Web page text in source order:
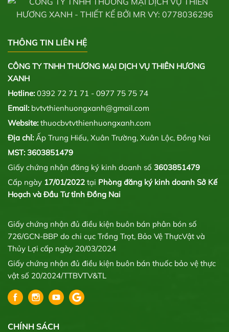
THÔNG TIN LIÊN HỆ
CÔNG TY TNHH THƯƠNG MẠI DỊCH VỤ THIÊN HƯƠNG
XANH
Hotline: 0392 72 71 71 - 0977 75 75 74
Email: bvtvthienhuongxanh@gmail.com
Website: thuocbvtvthienhuongxanh.com
Địa chỉ: Ấp Trung Hiếu, Xuân Trường, Xuân Lộc, Đồng Nai
MST: 3603851479
Giấy chứng nhận đăng ký kinh doanh số 3603851479
Cấp ngày 17/01/2022 tại Phòng đăng ký kinh doanh Sở Kế
Hoạch và Đầu Tư tỉnh Đồng Nai
Giấy chứng nhận đủ điều kiện buôn bán phân bón số
726/GCN-BBP do chi cục Trồng Trọt, Bảo Vệ ThựcVật và
Thủy Lợi cấp ngày 20/03/2024
Giấy chứng nhận đủ điều kiện buôn bán thuốc bảo vệ thực
vật số 20/2024/TTBVTV&TL
CHÍNH SÁCH